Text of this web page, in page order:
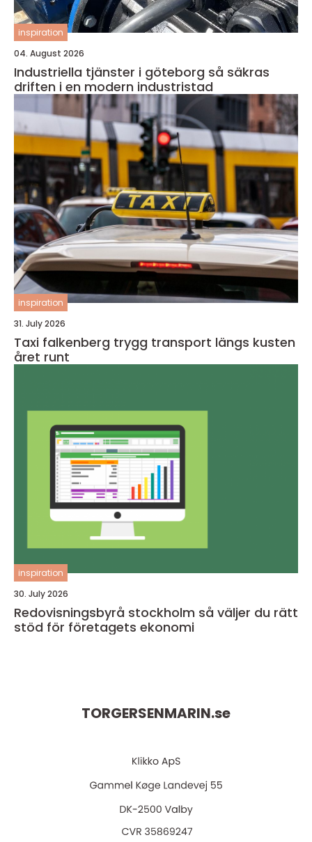
inspiration
04. August 2026
Industriella tjänster i göteborg så säkras
driften i en modern industristad
inspiration
31. July 2026
Taxi falkenberg trygg transport längs kusten
året runt
inspiration
30. July 2026
Redovisningsbyrå stockholm så väljer du rätt
stöd för företagets ekonomi
TORGERSENMARIN.se